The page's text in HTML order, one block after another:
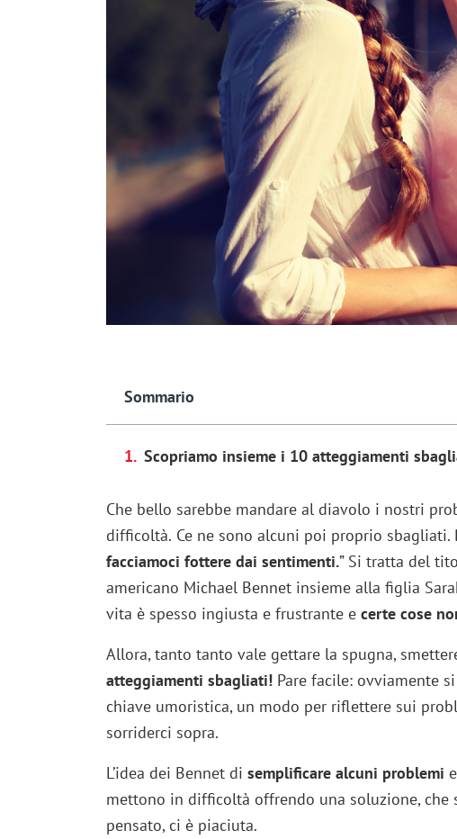
Sommario
Scopriamo insieme i 10 atteggiamenti
Che bello sarebbe mandare al diavolo i nostri
difficoltà. Ce ne sono alcuni poi proprio sbagliati.
facciamoci fottere dai sentimenti.” Si tratta del
americano Michael Bennet insieme alla figlia
vita è spesso ingiusta e frustrante e certe cose
Allora, tanto tanto vale gettare la spugna,
atteggiamenti sbagliati!Pare facile: ovviamente
chiave umoristica, un modo per riflettere sui
sorriderci sopra.
L’idea dei Bennet di semplificare alcuni problemi
mettono in difficoltà offrendo una soluzione, che
pensato, ci è piaciuta.